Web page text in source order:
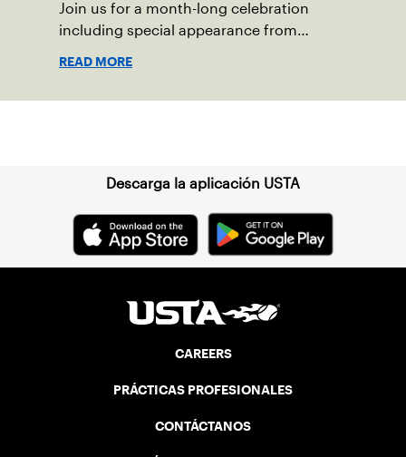
Join us for a month-long celebration
including special appearance from
READ MORE
Descarga la aplicación USTA
CAREERS
PRÁCTICAS PROFESIONALES
CONTÁCTANOS